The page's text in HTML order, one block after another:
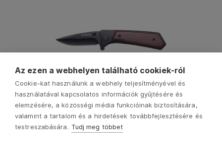
Az ezen a webhelyen található cookiek-ról
Cookie-kat használunk a webhely teljesítményével és
használatával kapcsolatos információk gyűjtésére és
elemzésére, a közösségi média funkcióinak biztosítására,
valamint a tartalom és a hirdetések továbbfejlesztésére és
testreszabására. Tudj meg többet